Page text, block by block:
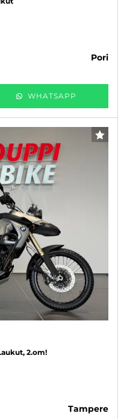
pori
WHATSAPP
2.om!
tampere